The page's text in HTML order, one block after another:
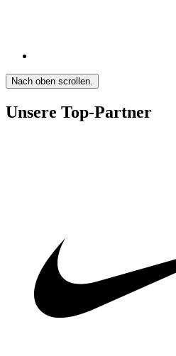
Nach oben scrollen.
Unsere Top-Partner